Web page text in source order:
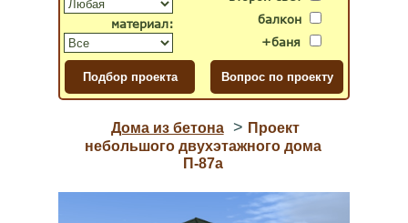
балкон
+баня
материал:
Дома из бетона > Проект
небольшого двухэтажного дома
П-87a